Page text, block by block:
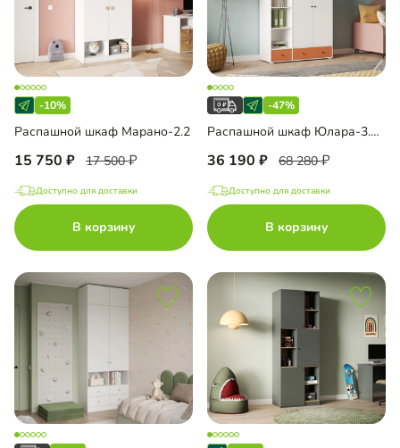
-10%
Распашной шкаф Марано-2.2
15 750 17 500
Доступно для доставки
В корзину
-47%
Распашной шкаф Юлара-3.1Н
36 190 68 280
Доступно для доставки
В корзину